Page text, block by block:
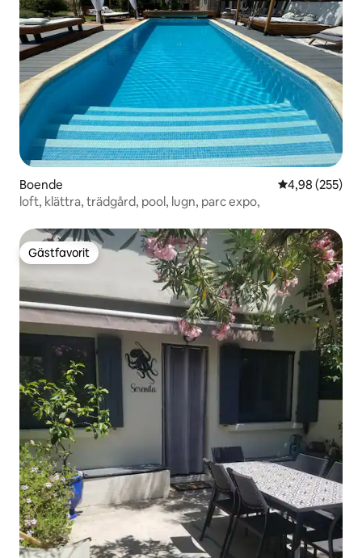
Boende 4,98 av 5 i
4,98 (255)
loft, klättra, trädgård, pool, lugn, parc expo,
Gästfavorit
Gästfavorit